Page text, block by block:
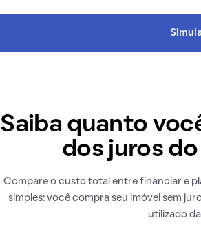
Saiba quanto
dos juros
Compare o custo total entre financiar e
simples: você compra seu imóvel sem
utilizado